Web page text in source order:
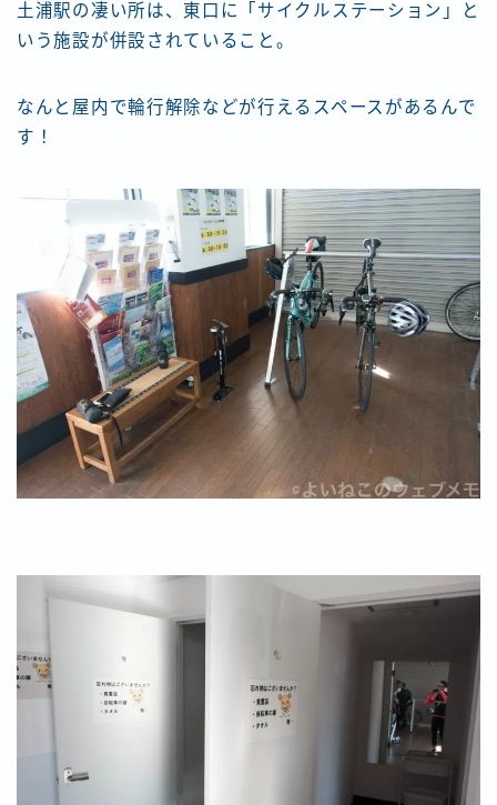
土浦駅の凄い所は、東口に「サイクルステーション」と
いう施設が併設されていること。
なんと屋内で輪行解除などが行えるスペースがあるんで
す！